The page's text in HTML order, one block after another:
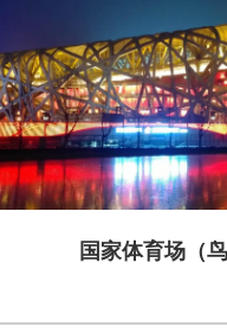
国家体育场（